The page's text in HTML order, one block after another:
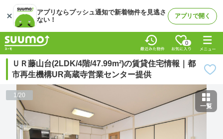
アプリならプッシュ通知で新着物件を見逃さ
ない！
アプリで開く
0
ＵＲ藤山台(2LDK/4階/47.99m²)の賃貸住宅情報｜都
市再生機構UR高蔵寺営業センター提供
1/20
一覧